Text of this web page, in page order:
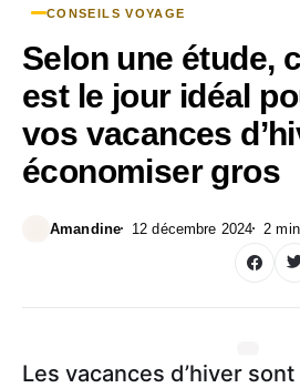
CONSEILS VOYAGE
Selon une étude,
est le jour idéal
vos vacances
économiser gros
Amandine 12 décembre 2024 2
Les vacances d’hiver